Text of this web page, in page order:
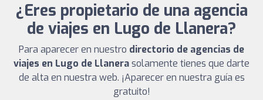
¿Eres propietario de una agencia
de viajes en Lugo de Llanera?
Para aparecer en nuestro directorio de agencias de
viajes en Lugo de Llanerasolamente tienes que darte
de alta en nuestra web. ¡Aparecer en nuestra guía es
gratuito!